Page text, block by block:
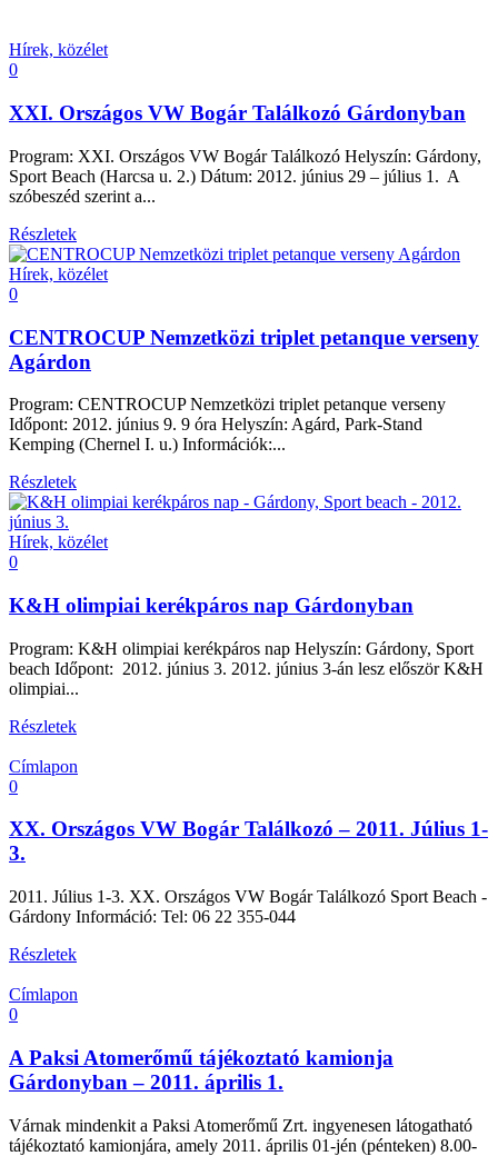
Hírek, közélet
0
XXI. Országos VW Bogár Találkozó Gárdonyban
Program: XXI. Országos VW Bogár Találkozó Helyszín: Gárdony,
Sport Beach (Harcsa u. 2.) Dátum: 2012. június 29 – július 1. A
szóbeszéd szerint a...
Részletek
Hírek, közélet
0
CENTROCUP Nemzetközi triplet petanque verseny
Agárdon
Program: CENTROCUP Nemzetközi triplet petanque verseny
Időpont: 2012. június 9. 9 óra Helyszín: Agárd, Park-Stand
Kemping (Chernel I. u.) Információk:...
Részletek
Hírek, közélet
0
K&H olimpiai kerékpáros nap Gárdonyban
Program: K&H olimpiai kerékpáros nap Helyszín: Gárdony, Sport
beach Időpont: 2012. június 3. 2012. június 3-án lesz először K&H
olimpiai...
Részletek
Címlapon
0
XX. Országos VW Bogár Találkozó – 2011. Július 1-
3.
2011. Július 1-3. XX. Országos VW Bogár Találkozó Sport Beach -
Gárdony Információ: Tel: 06 22 355-044
Részletek
Címlapon
0
A Paksi Atomerőmű tájékoztató kamionja
Gárdonyban – 2011. április 1.
Várnak mindenkit a Paksi Atomerőmű Zrt. ingyenesen látogatható
tájékoztató kamionjára, amely 2011. április 01-jén (pénteken) 8.00-